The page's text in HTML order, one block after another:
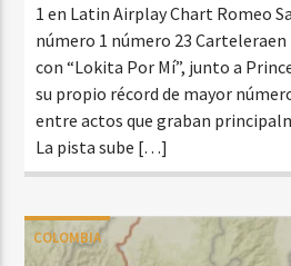
1 en Latin Airplay Chart Romeo
número 1 número 23
con “Lokita Por Mí”, junto a
su propio récord de mayor
entre actos que graban
La pista sube […]
COLOMBIA